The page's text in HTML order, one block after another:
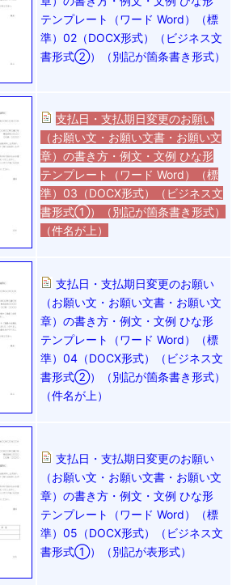
テンプレート（ワード Word）（標
準）02（DOCX形式）（ビジネス文
書形式②）（別記が箇条書き形式）
支払日・支払期日変更のお願い
（お願い文・お願い文書・お願い文
章）の書き方・例文・文例 ひな形
テンプレート（ワード Word）（標
準）03（DOCX形式）（ビジネス文
書形式①）（別記が箇条書き形式）
（件名が上）
支払日・支払期日変更のお願い
（お願い文・お願い文書・お願い文
章）の書き方・例文・文例 ひな形
テンプレート（ワード Word）（標
準）04（DOCX形式）（ビジネス文
書形式②）（別記が箇条書き形式）
（件名が上）
支払日・支払期日変更のお願い
（お願い文・お願い文書・お願い文
章）の書き方・例文・文例 ひな形
テンプレート（ワード Word）（標
準）05（DOCX形式）（ビジネス文
書形式①）（別記が表形式）